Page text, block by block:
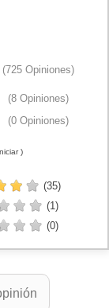
(725 Opiniones)
(8 Opiniones)
(0 Opiniones)
)
(35)
(1)
(0)